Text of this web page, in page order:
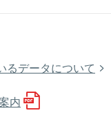
るデータについて
内